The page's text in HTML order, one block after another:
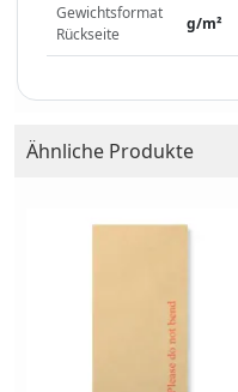
Gewichtsformat
Rückseite
g/m²
Ähnliche Produkte